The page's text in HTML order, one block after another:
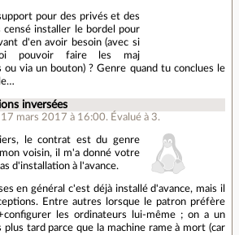
pour des privés et des
censé installer le bordel pour
d'en avoir besoin (avec si
pouvoir faire les maj
ou via un bouton) ? Genre quand tu conclues le
inversées
17 mars 2017 à 16:00. Évalué à 3.
le contrat est du genre
voisin, il m'a donné votre
d'installation à l'avance.
en général c'est déjà installé d'avance, mais il
Entre autres lorsque le patron préfère
les ordinateurs lui-même ; on a un
plus tard parce que la machine rame à mort (car